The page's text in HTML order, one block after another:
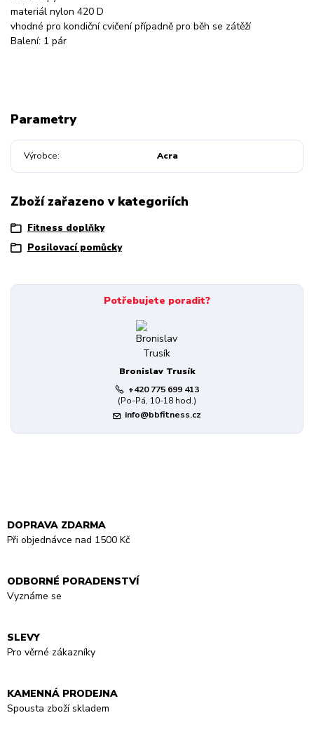
materiál nylon 420 D
vhodné pro kondiční cvičení případně pro běh se zátěží
Balení: 1 pár
Parametry
Výrobce Acra
Zboží zařazeno v kategoriích
Fitness doplňky
Posilovací pomůcky
Potřebujete poradit?
Bronislav Trusík
+420 775 699 413
(Po-Pá, 10-18 hod.)
info@bbfitness.cz
DOPRAVA ZDARMA
Při objednávce nad 1500 Kč
ODBORNÉ PORADENSTVÍ
Vyznáme se
SLEVY
Pro věrné zákazníky
KAMENNÁ PRODEJNA
Spousta zboží skladem